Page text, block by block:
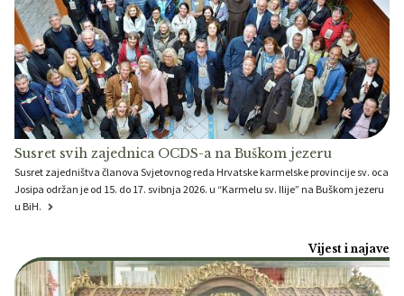
Susret svih zajednica OCDS-a na Buškom jezeru
Susret zajedništva članova Svjetovnog reda Hrvatske karmelske provincije sv. oca
Josipa održan je od 15. do 17. svibnja 2026. u “Karmelu sv. Ilije” na Buškom jezeru
u BiH.
Vijest i najave